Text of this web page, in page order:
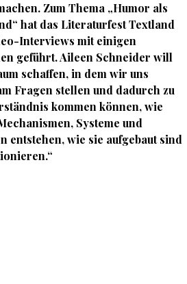
Zum Thema „Humor als
hat das Literaturfest Textland
Interviews mit einigen
geführt. Aileen Schneider will
schaffen, in dem wir uns
Fragen stellen und dadurch zu
kommen können, wie
Systeme und
entstehen, wie sie aufgebaut sind